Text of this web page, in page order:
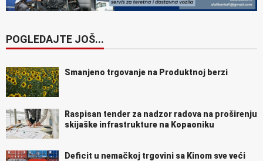
POGLEDAJTE JOŠ...
Smanjeno trgovanje na Produktnoj berzi
Raspisan tender za nadzor radova na proširenju
skijaške infrastrukture na Kopaoniku
Deficit u nemačkoj trgovini sa Kinom sve veći